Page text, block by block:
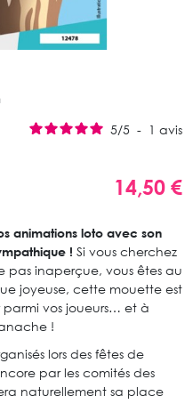
5/5 - 1 avis
14,50 €
animations loto avec son
! Si vous cherchez
pas inaperçue, vous êtes au
joyeuse, cette mouette est
vos joueurs… et à
!
lors des fêtes de
par les comités des
naturellement sa place